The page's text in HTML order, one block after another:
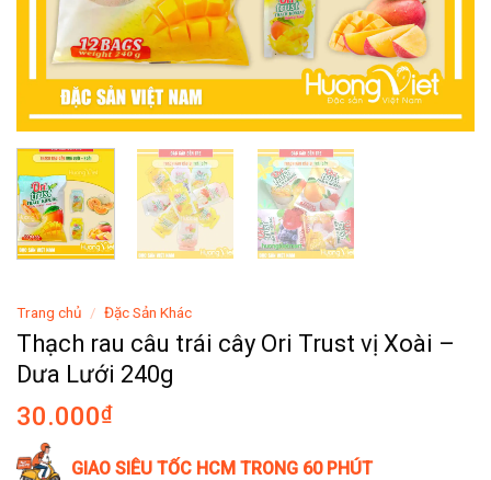
Trang chủ / Đặc Sản Khác
Thạch rau câu trái cây Ori Trust vị Xoài –
Dưa Lưới 240g
30.000₫
GIAO SIÊU TỐC HCM TRONG 60 PHÚT